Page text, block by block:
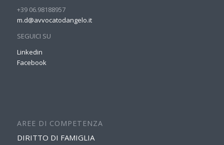
+39 06.98188957
m.d@avvocatodangelo.it
SEGUICI SU
Linkedin
Facebook
AREE DI COMPETENZA
DIRITTO DI FAMIGLIA